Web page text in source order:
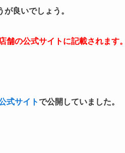
良いでしょう。
の公式サイトに記載されます。
式サイトで公開していました。